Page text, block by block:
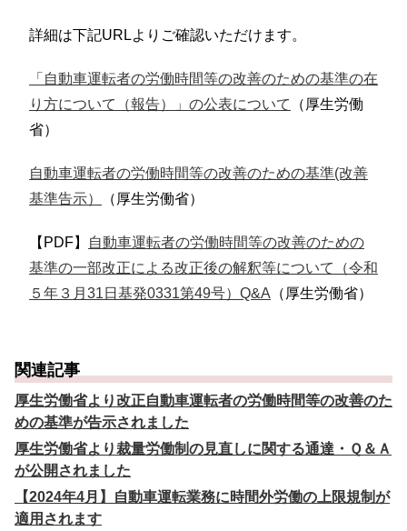
詳細は下記URLよりご確認いただけます。
「自動車運転者の労働時間等の改善のための基準の在
り方について（報告）」の公表について
（厚生労働
省）
自動車運転者の労働時間等の改善のための基準(改善
基準告示）
（厚生労働省）
【PDF】
自動車運転者の労働時間等の改善のための
基準の一部改正による改正後の解釈等について（令和
５年３月31日基発0331第49号）Q&A （厚生労働省）
関連記事
厚生労働省より改正自動車運転者の労働時間等の改善のた
めの基準が告示されました
厚生労働省より裁量労働制の見直しに関する通達・Ｑ＆Ａ
が公開されました
【2024年4月】自動車運転業務に時間外労働の上限規制が
適用されます